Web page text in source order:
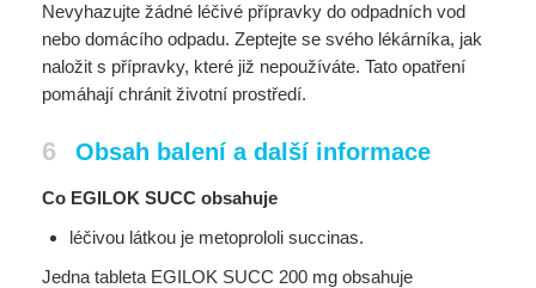
Nevyhazujte žádné léčivé přípravky do odpadních vod
nebo domácího odpadu. Zeptejte se svého lékárníka, jak
naložit s přípravky, které již nepoužíváte. Tato opatření
pomáhají chránit životní prostředí.
6 Obsah balení a další informace
Co EGILOK SUCC obsahuje
léčivou látkou je metoprololi succinas.
Jedna tableta EGILOK SUCC 200 mg obsahuje